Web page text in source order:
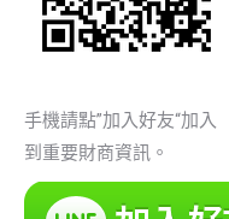
手機請點”加入好友“加
到重要財商資訊。